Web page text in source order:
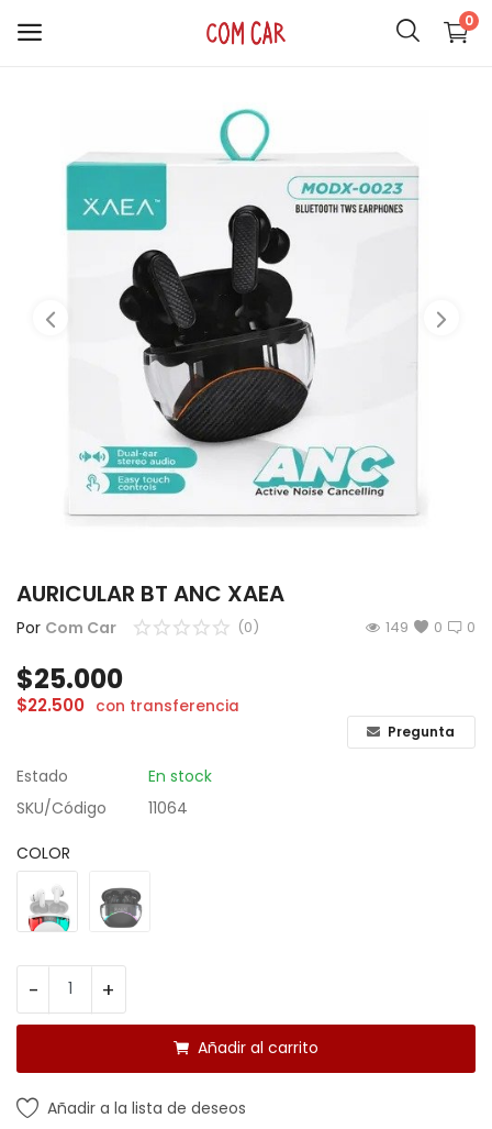
0
HOGAR
SMARTWATCH
SOPORTES
INFANTIL
Lista de deseos
Acceso
Localización
ARS ($)
AURICULAR BT ANC XAEA
Por Com Car 0
(0) 0
149
$25.000
$22.500 con transferencia
Pregunta
Estado
En stock
SKU/Código
11064
COLOR
- +
Añadir al carrito
Añadir a la lista de deseos